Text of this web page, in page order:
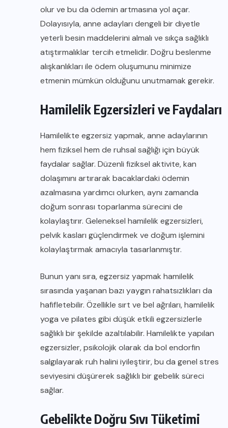
olur ve bu da ödemin artmasına yol açar.
Dolayısıyla, anne adayları dengeli bir diyetle
yeterli besin maddelerini almalı ve sıkça sağlıklı
atıştırmalıklar tercih etmelidir. Doğru beslenme
alışkanlıkları ile ödem oluşumunu minimize
etmenin mümkün olduğunu unutmamak gerekir.
Hamilelik Egzersizleri ve Faydaları
Hamilelikte egzersiz yapmak, anne adaylarının
hem fiziksel hem de ruhsal sağlığı için büyük
faydalar sağlar. Düzenli fiziksel aktivite, kan
dolaşımını artırarak bacaklardaki ödemin
azalmasına yardımcı olurken, aynı zamanda
doğum sonrası toparlanma sürecini de
kolaylaştırır. Geleneksel hamilelik egzersizleri,
pelvik kasları güçlendirmek ve doğum işlemini
kolaylaştırmak amacıyla tasarlanmıştır.
Bunun yanı sıra, egzersiz yapmak hamilelik
sırasında yaşanan bazı yaygın rahatsızlıkları da
hafifletebilir. Özellikle sırt ve bel ağrıları, hamilelik
yoga ve pilates gibi düşük etkili egzersizlerle
sağlıklı bir şekilde azaltılabilir. Hamilelikte yapılan
egzersizler, psikolojik olarak da bol endorfin
salgılayarak ruh halini iyileştirir, bu da genel stres
seviyesini düşürerek sağlıklı bir gebelik süreci
sağlar.
Gebelikte Doğru Sıvı Tüketimi